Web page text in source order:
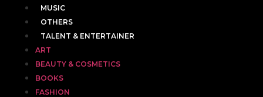
MUSIC
OTHERS
TALENT & ENTERTAINER
ART
BEAUTY & COSMETICS
BOOKS
FASHION